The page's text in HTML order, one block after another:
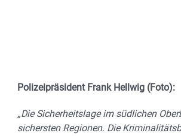
Polizeipräsident Frank Hellwig (Foto):
„Die Sicherheitslage im südlichen
sichersten Regionen. Die